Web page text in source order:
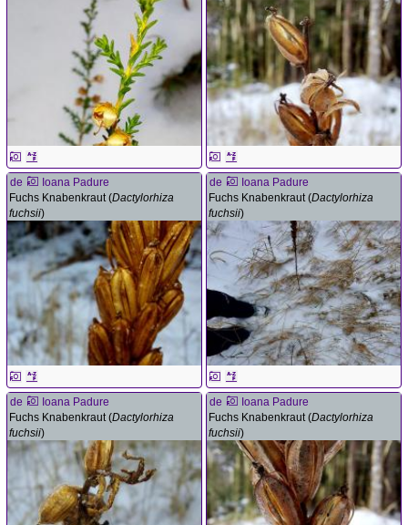
de
Ioana Padure
Fuchs Knabenkraut (Dactylorhiza
fuchsii)
de
Ioana Padure
Fuchs Knabenkraut (Dactylorhiza
fuchsii)
de
Ioana Padure
Fuchs Knabenkraut (Dactylorhiza
fuchsii)
de
Ioana Padure
Fuchs Knabenkraut (Dactylorhiza
fuchsii)